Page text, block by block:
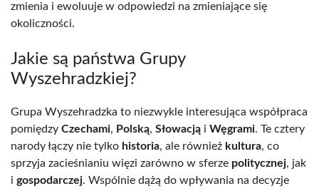
zmienia i ewoluuje w odpowiedzi na zmieniające się
okoliczności.
Jakie są państwa Grupy
Wyszehradzkiej?
Grupa Wyszehradzka to niezwykle interesująca współpraca
pomiędzy Czechami, Polską, Słowacją i Węgrami. Te cztery
narody łączy nie tylko historia, ale również kultura, co
sprzyja zacieśnianiu więzi zarówno w sferze politycznej, jak
i gospodarczej. Wspólnie dążą do wpływania na decyzje